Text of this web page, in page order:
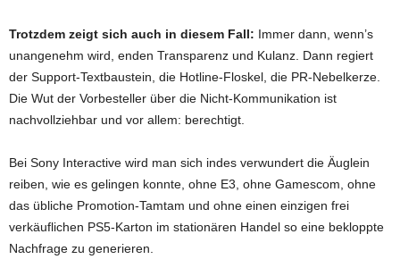
Trotzdem zeigt sich auch in diesem Fall: Immer dann, wenn’s
unangenehm wird, enden Transparenz und Kulanz. Dann regiert
der Support-Textbaustein, die Hotline-Floskel, die PR-Nebelkerze.
Die Wut der Vorbesteller über die Nicht-Kommunikation ist
nachvollziehbar und vor allem: berechtigt.
Bei Sony Interactive wird man sich indes verwundert die Äuglein
reiben, wie es gelingen konnte, ohne E3, ohne Gamescom, ohne
das übliche Promotion-Tamtam und ohne einen einzigen frei
verkäuflichen PS5-Karton im stationären Handel so eine bekloppte
Nachfrage zu generieren.